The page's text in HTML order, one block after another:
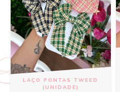
LAÇO PONTAS TWEED
(UNIDADE)